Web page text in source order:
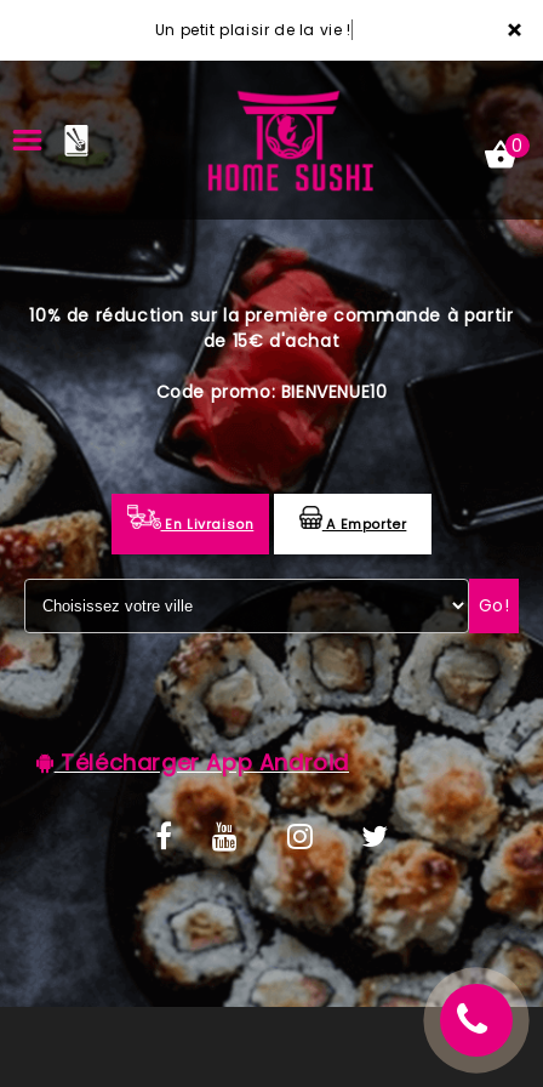
×
Un petit plaisir de la vie !
ACCUEIL
VOTRE COMPTE
NOTRE RESTAURANT
VOS AVIS
MENTIONS LÉGALES
C.G.V
0
10% de réduction sur la première commande à partir
de 15€ d'achat
Code promo: BIENVENUE10
En Livraison A Emporter
Go!
Télécharger App Android